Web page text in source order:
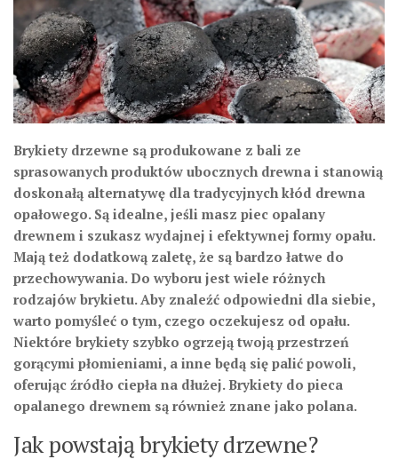
Brykiety drzewne są produkowane z bali ze
sprasowanych produktów ubocznych drewna i stanowią
doskonałą alternatywę dla tradycyjnych kłód drewna
opałowego. Są idealne, jeśli masz piec opalany
drewnem i szukasz wydajnej i efektywnej formy opału.
Mają też dodatkową zaletę, że są bardzo łatwe do
przechowywania. Do wyboru jest wiele różnych
rodzajów brykietu. Aby znaleźć odpowiedni dla siebie,
warto pomyśleć o tym, czego oczekujesz od opału.
Niektóre brykiety szybko ogrzeją twoją przestrzeń
gorącymi płomieniami, a inne będą się palić powoli,
oferując źródło ciepła na dłużej. Brykiety do pieca
opalanego drewnem są również znane jako polana.
Jak powstają brykiety drzewne?